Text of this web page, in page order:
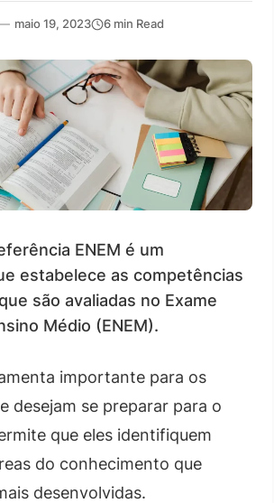
maio 19, 2023 6 min Read
ENEM é um
estabelece as competências
são avaliadas no Exame
Médio (ENEM).
importante para os
desejam se preparar para o
que eles identifiquem
do conhecimento que
desenvolvidas.